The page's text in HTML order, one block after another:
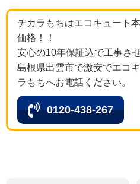
チカラもちはエコキュート
価格！！
安心の10年保証込で工事さ
島根県出雲市で激安でエコ
ラもちへお電話ください。
0120-438-267